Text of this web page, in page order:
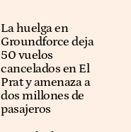
La huelga en
Groundforce deja
50 vuelos
cancelados en El
Prat y amenaza a
dos millones de
pasajeros